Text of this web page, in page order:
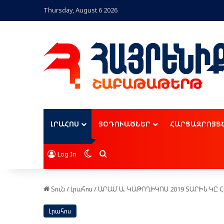
Thursday, August 6 2026
ԼՐԱՀՈՍ ՅՕԴՈՒԱԾՆԵՐ
Log In Switch skin
Որոնել
Տուն /Լրահոս /ԱՐԱՄ Ա. ԿԱԹՈՂԻԿՈՍ 2019 ՏԱՐԻՆ ԿԸ
Լրահոս